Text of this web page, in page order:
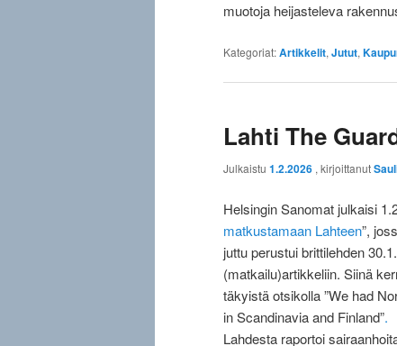
muotoja heijasteleva
Kategoriat:Artikkelit, Jutut,
Lahti The
Julkaistu 1.2.2026 , kirjoittanut
Helsingin Sanomat julkaisi
matkustamaan Lahteen”,
juttu perustui brittilehden
(matkailu)artikkeliin. Siinä
täkyistä otsikolla ”We had
in Scandinavia and Finland”.
Lahdesta raportoi